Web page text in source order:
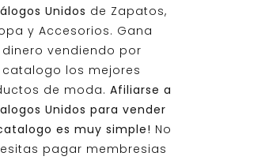
Unidos de Zapatos,
y Accesorios. Gana
dinero vendiendo por
catalogo los mejores
de moda. Afiliarse a
Unidos para vender
es muy simple! No
pagar membresias